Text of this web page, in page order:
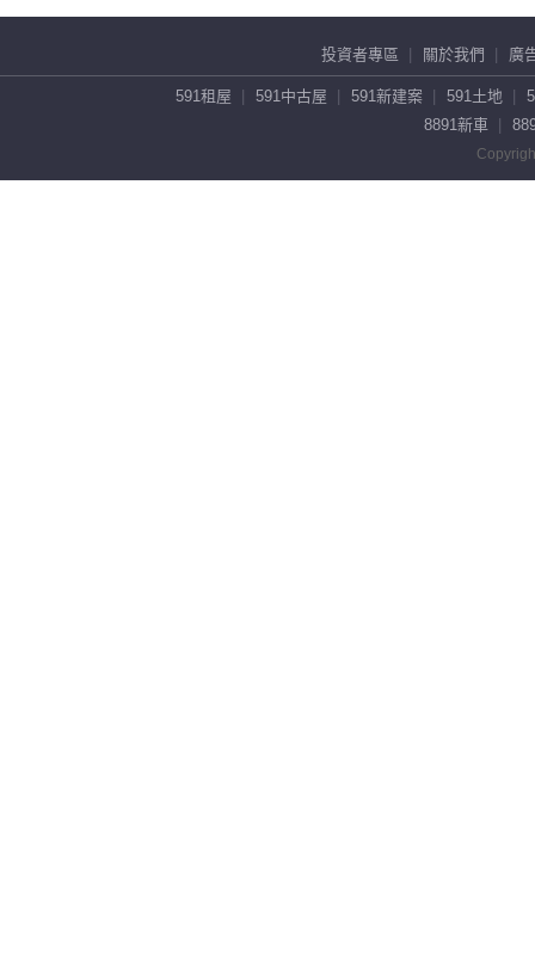
投資者專區 關於我們 廣
591租屋 591中古屋 591新建案 591土地
8891新車